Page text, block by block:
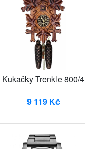
Kukačky Trenkle 800/4
9 119 Kč